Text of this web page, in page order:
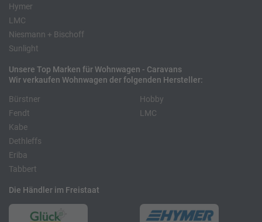
Hymer
LMC
Niesmann + Bischoff
Sunlight
Unsere Top Marken für Wohnwagen - Caravans
Wir verkaufen Wohnwagen der folgenden Hersteller:
Bürstner
Fendt
Kabe
Hobby
LMC
Dethleffs
Eriba
Tabbert
Die Händler im Freistaat